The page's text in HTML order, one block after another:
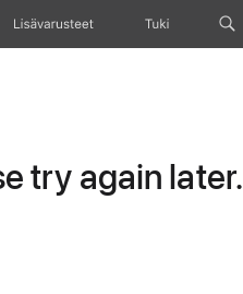
Lisävarusteet Tuki
try again later.